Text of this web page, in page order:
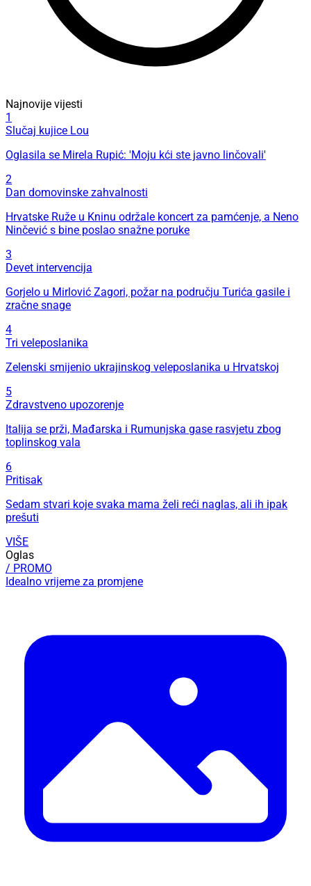
1
Slučaj kujice Lou
Oglasila se Mirela Rupić: 'Moju kći ste javno linčovali'
2
Dan domovinske zahvalnosti
Hrvatske Ruže u Kninu održale koncert za pamćenje, a Neno
Ninčević s bine poslao snažne poruke
3
Devet intervencija
Gorjelo u Mirlović Zagori, požar na području Turića gasile i
zračne snage
4
Tri veleposlanika
Zelenski smijenio ukrajinskog veleposlanika u Hrvatskoj
5
Zdravstveno upozorenje
Italija se prži, Mađarska i Rumunjska gase rasvjetu zbog
toplinskog vala
6
Pritisak
Sedam stvari koje svaka mama želi reći naglas, ali ih ipak
prešuti
VIŠE
Oglas
/ PROMO
Idealno vrijeme za promjene